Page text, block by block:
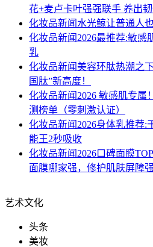
花+麦卢卡叶强强联手 养出
化妆品新闻 水光鲸让普通人
化妆品新闻 2026最推荐:敏感
乳
化妆品新闻美容环肽热潮之
国肽”新高度！
化妆品新闻 2026 敏感肌专属
测榜单（零刺激认证）
化妆品新闻 2026身体乳推荐:
能王2秒吸收
化妆品新闻 2026口碑面膜
面膜哪家强，修护肌肤屏障
艺术文化
头条
美妆